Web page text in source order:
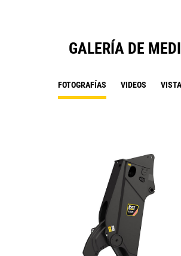
GALERÍA DE
FOTOGRAFÍAS VIDEOS